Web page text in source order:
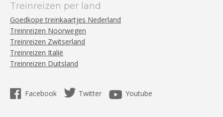
Treinreizen per land
Goedkope treinkaartjes Nederland
Treinreizen Noorwegen
Treinreizen Zwitserland
Treinreizen Italië
Treinreizen Duitsland
Facebook Twitter Youtube